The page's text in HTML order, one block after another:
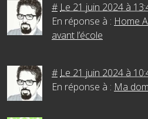
# Le 21 juin 2024 à
En réponse à : Home
avant l’école
# Le 21 juin 2024 à
En réponse à : Ma